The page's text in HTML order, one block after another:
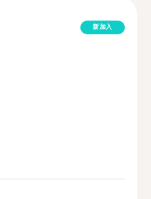
新加入